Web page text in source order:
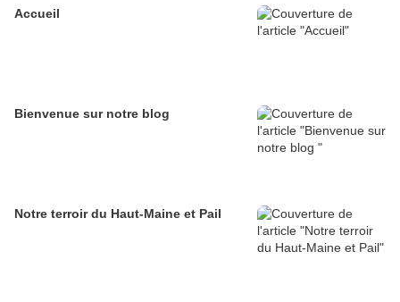
Accueil
Bienvenue sur notre blog
Notre terroir du Haut-Maine et Pail